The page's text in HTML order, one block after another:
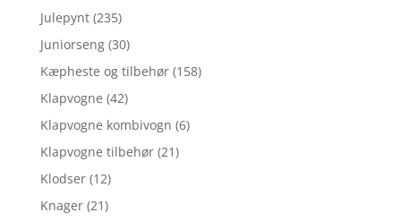
Julepynt (235)
Juniorseng (30)
Kæpheste og tilbehør (158)
Klapvogne (42)
Klapvogne kombivogn (6)
Klapvogne tilbehør (21)
Klodser (12)
Knager (21)